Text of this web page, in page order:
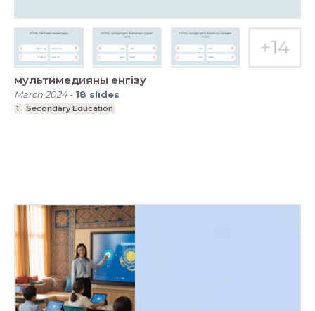
мультимедияны енгізу
March 2024- 18 slides
1 Secondary Education